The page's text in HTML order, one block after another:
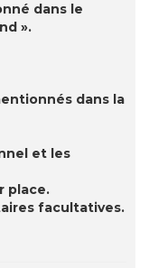
dans le
».
dans la
et les
place.
facultatives.